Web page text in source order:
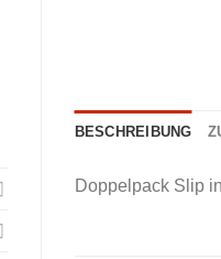
BESCHREIBUNG
Doppelpack Slip